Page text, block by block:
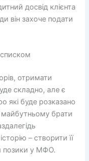
досвід клієнта
він захоче подати
отримати
складно, але є
які буде розказано
майбутньому брати
– створити її
позики у МФО.